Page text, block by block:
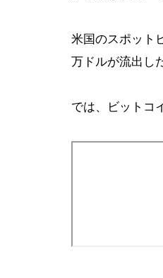
米国のスポット
万ドルが流出し
では、ビットコ